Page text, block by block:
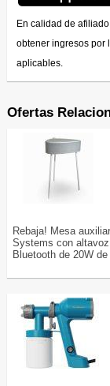
En calidad de
obtener ingresos por
aplicables.
Ofertas
Rebaja! Mesa
Systems con altavoz
Bluetooth de 20W de